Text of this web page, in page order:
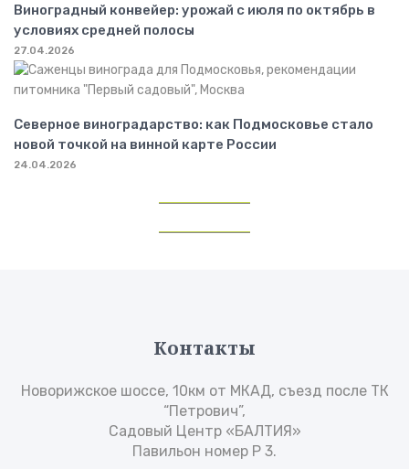
Виноградный конвейер: урожай с июля по октябрь в
условиях средней полосы
27.04.2026
Северное виноградарство: как Подмосковье стало
новой точкой на винной карте России
24.04.2026
Контакты
Новорижское шоссе, 10км от МКАД, съезд после ТК
“Петрович”,
Садовый Центр «БАЛТИЯ»
Павильон номер Р 3.